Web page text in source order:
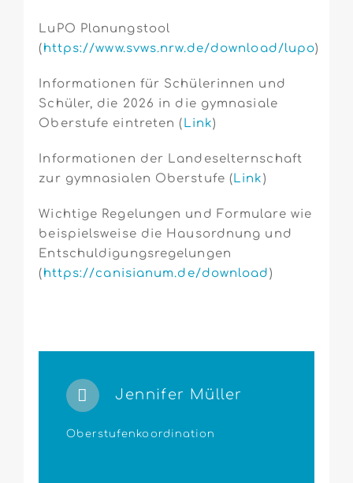
LuPO Planungstool
(https://www.svws.nrw.de/download/lupo)
Informationen für Schülerinnen und
Schüler, die 2026 in die gymnasiale
Oberstufe eintreten (Link)
Informationen der Landeselternschaft
zur gymnasialen Oberstufe (Link)
Wichtige Regelungen und Formulare wie
beispielsweise die Hausordnung und
Entschuldigungsregelungen
(https://canisianum.de/download)
Jennifer Müller
Oberstufenkoordination